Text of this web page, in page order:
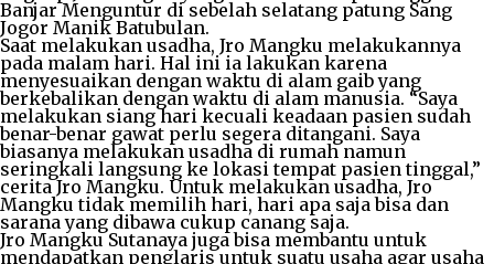
Banjar Menguntur di sebelah selatang patung Sang
Jogor Manik Batubulan.
Saat melakukan usadha, Jro Mangku melakukannya
pada malam hari. Hal ini ia lakukan karena
menyesuaikan dengan waktu di alam gaib yang
berkebalikan dengan waktu di alam manusia. “Saya
melakukan siang hari kecuali keadaan pasien sudah
benar-benar gawat perlu segera ditangani. Saya
biasanya melakukan usadha di rumah namun
seringkali langsung ke lokasi tempat pasien tinggal,”
cerita Jro Mangku. Untuk melakukan usadha, Jro
Mangku tidak memilih hari, hari apa saja bisa dan
sarana yang dibawa cukup canang saja.
Jro Mangku Sutanaya juga bisa membantu untuk
mendapatkan penglaris untuk suatu usaha agar usaha